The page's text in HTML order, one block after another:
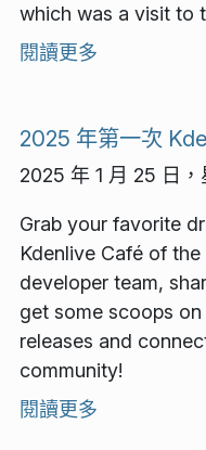
which was a visit to
閱讀更多
2025 年第一次
2025 年 1 月 25 日
Grab your favorite
Kdenlive Café of
developer team,
get some scoops
releases and
community!
閱讀更多